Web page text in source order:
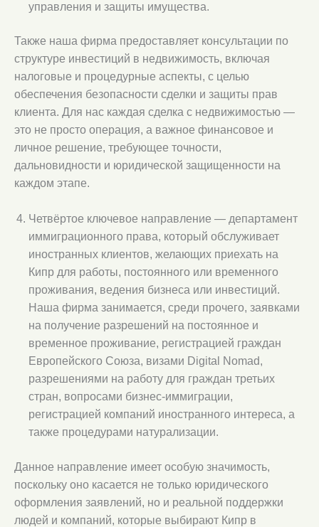
управления и защиты имущества.
Также наша фирма предоставляет консультации по
структуре инвестиций в недвижимость, включая
налоговые и процедурные аспекты, с целью
обеспечения безопасности сделки и защиты прав
клиента. Для нас каждая сделка с недвижимостью —
это не просто операция, а важное финансовое и
личное решение, требующее точности,
дальновидности и юридической защищенности на
каждом этапе.
Четвёртое ключевое направление — департамент
иммиграционного права, который обслуживает
иностранных клиентов, желающих приехать на
Кипр для работы, постоянного или временного
проживания, ведения бизнеса или инвестиций.
Наша фирма занимается, среди прочего, заявками
на получение разрешений на постоянное и
временное проживание, регистрацией граждан
Европейского Союза, визами Digital Nomad,
разрешениями на работу для граждан третьих
стран, вопросами бизнес-иммиграции,
регистрацией компаний иностранного интереса, а
также процедурами натурализации.
Данное направление имеет особую значимость,
поскольку оно касается не только юридического
оформления заявлений, но и реальной поддержки
людей и компаний, которые выбирают Кипр в